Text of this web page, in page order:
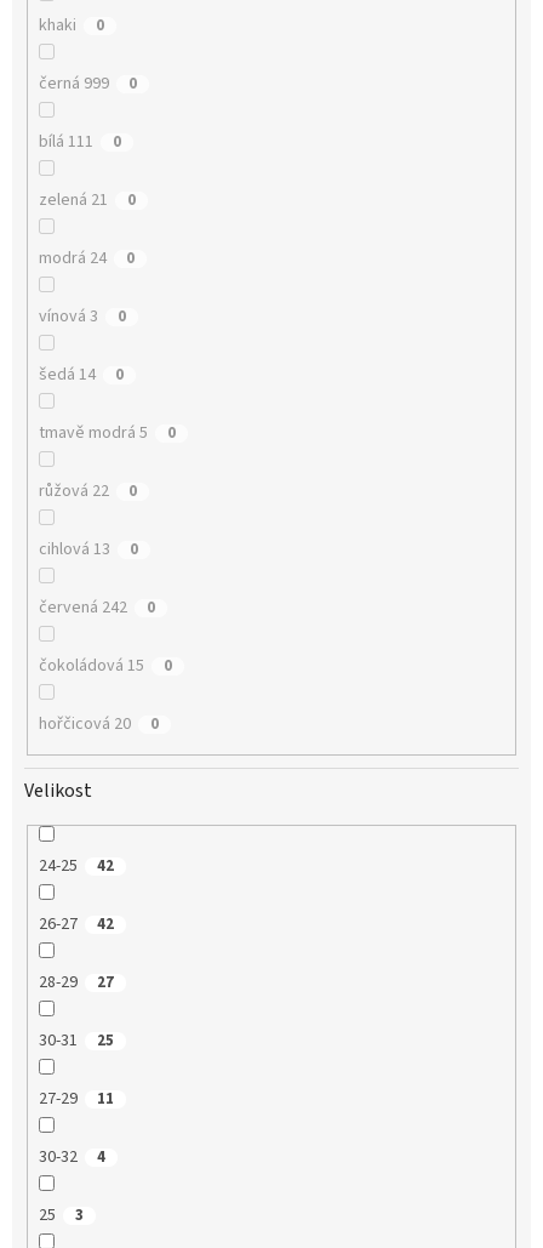
khaki 0
černá 999 0
bílá 111 0
zelená 21 0
modrá 24 0
vínová 3 0
šedá 14 0
tmavě modrá 5 0
růžová 22 0
cihlová 13 0
červená 242 0
čokoládová 15 0
hořčicová 20 0
Velikost
24-25 42
26-27 42
28-29 27
30-31 25
27-29 11
30-32 4
25 3